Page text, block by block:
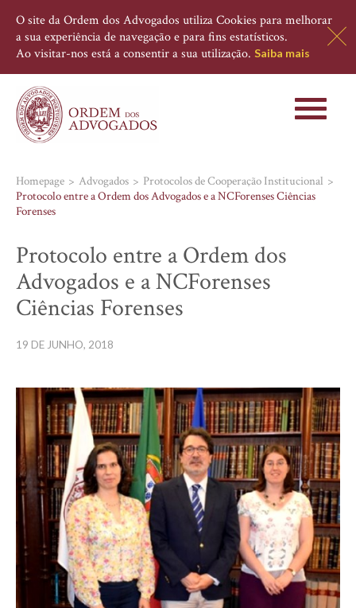
O site da Ordem dos Advogados utiliza Cookies para melhorar
a sua experiência de navegação e para fins estatísticos.
Ao visitar-nos está a consentir a sua utilização. Saiba mais
Toggle
Homepage Advogados
Protocolos de Cooperação Institucional
Protocolo entre a Ordem dos Advogados e a NCForenses Ciências
Forenses
Protocolo entre a Ordem dos
Advogados e a NCForenses
Ciências Forenses
19 DE JUNHO, 2018